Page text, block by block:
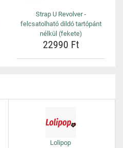
Strap U Revolver -
felcsatolható dildó tartópánt
nélkül (fekete)
22990 Ft
Lolipop